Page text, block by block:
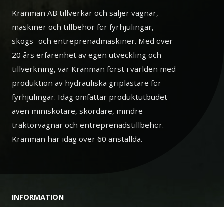
Kranman AB tillverkar och säljer vagnar,
maskiner och tillbehör för fyrhjulingar,
skogs- och entreprenadmaskiner. Med över
20 års erfarenhet av egen utveckling och
tillverkning, var Kranman först i världen med
produktion av hydrauliska griplastare för
fyrhjulingar. Idag omfattar produktutbudet
även miniskotare, skördare, mindre
traktorvagnar och entreprenadstillbehör.
Kranman har idag över 60 anställda.
INFORMATION